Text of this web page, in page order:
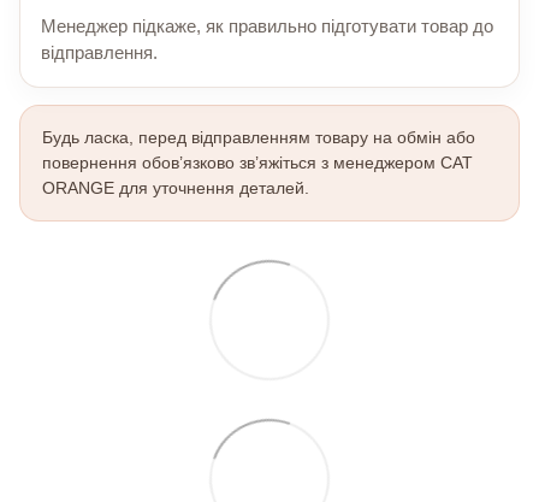
Менеджер підкаже, як правильно підготувати товар до
відправлення.
Будь ласка, перед відправленням товару на обмін або
повернення обов’язково зв’яжіться з менеджером CAT
ORANGE для уточнення деталей.